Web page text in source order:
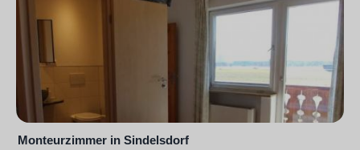
Monteurzimmer in Sindelsdorf